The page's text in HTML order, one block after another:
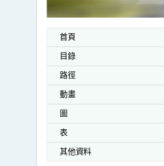
首頁
目錄
路徑
動畫
圖
表
其他資料